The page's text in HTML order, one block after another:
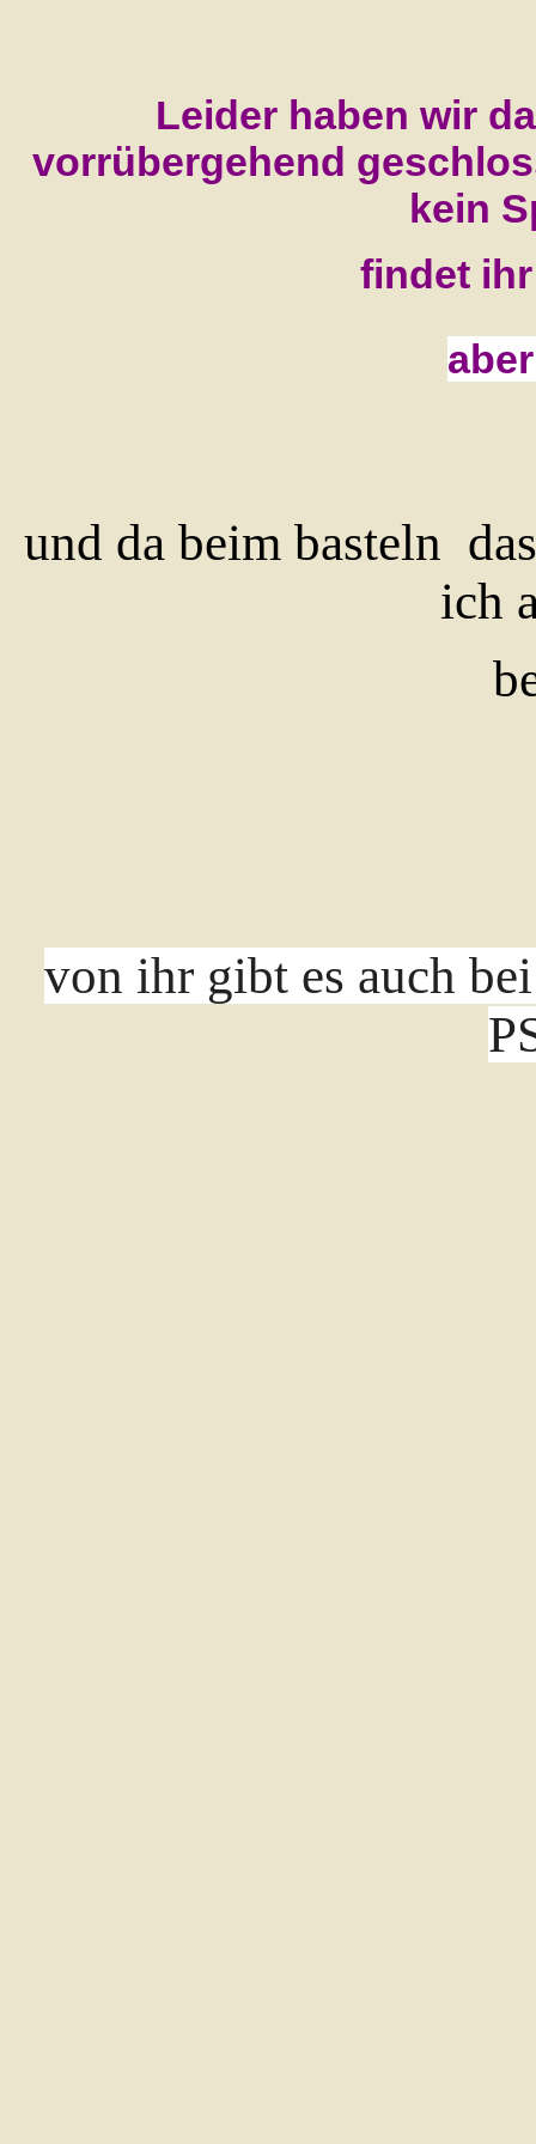
Leider haben wir
vorrübergehend
kein
findet
und da beim basteln
ich
von ihr gibt es auch